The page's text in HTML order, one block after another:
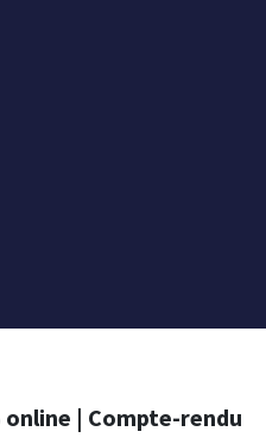
online | Compte-rendu